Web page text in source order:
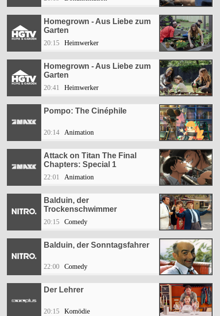
Homegrown - Aus Liebe zum
Garten
20:15 Heimwerker
Homegrown - Aus Liebe zum
Garten
20:41 Heimwerker
Pompo: The Cinéphile
20:14 Animation
Attack on Titan The Final
Chapters: Special 1
22:01 Animation
Balduin, der
Trockenschwimmer
20:15 Comedy
Balduin, der Sonntagsfahrer
22:00 Comedy
Der Lehrer
20:15 Komödie